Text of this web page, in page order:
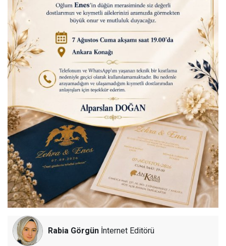
Rabia Görgün İnternet Editörü